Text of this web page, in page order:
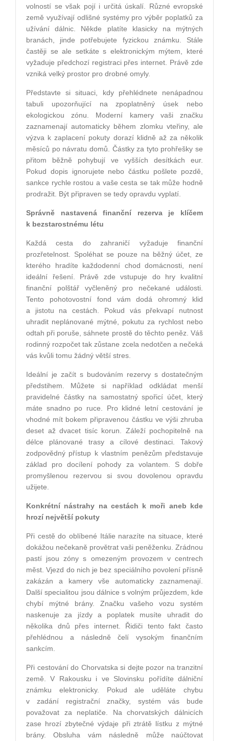
volností se však pojí i určitá úskalí. Různé evropské
země využívají odlišné systémy pro výběr poplatků za
užívání dálnic. Někde platíte klasicky na mýtných
branách, jinde potřebujete fyzickou známku. Stále
častěji se ale setkáte s elektronickým mýtem, které
vyžaduje předchozí registraci přes internet. Právě zde
vzniká velký prostor pro drobné omyly.
Představte si situaci, kdy přehlédnete nenápadnou
tabuli upozorňující na zpoplatněný úsek nebo
ekologickou zónu. Moderní kamery vaši značku
zaznamenají automaticky během zlomku vteřiny, ale
výzva k zaplacení pokuty dorazí klidně až za několik
měsíců po návratu domů. Částky za tyto prohřešky se
přitom běžně pohybují ve vyšších desítkách eur.
Pokud dopis ignorujete nebo částku pošlete pozdě,
sankce rychle rostou a vaše cesta se tak může hodně
prodražit. Být připraven se tedy opravdu vyplatí.
Správně nastavená finanční rezerva je klíčem
k bezstarostnému létu
Každá cesta do zahraničí vyžaduje finanční
prozřetelnost. Spoléhat se pouze na běžný účet, ze
kterého hradíte každodenní chod domácnosti, není
ideální řešení. Právě zde vstupuje do hry kvalitní
finanční polštář vyčleněný pro nečekané události.
Tento pohotovostní fond vám dodá ohromný klid
a jistotu na cestách. Pokud vás překvapí nutnost
uhradit neplánované mýtné, pokutu za rychlost nebo
odtah při poruše, sáhnete prostě do těchto peněz. Váš
rodinný rozpočet tak zůstane zcela nedotčen a nečeká
vás kvůli tomu žádný větší stres.
Ideální je začít s budováním rezervy s dostatečným
předstihem. Můžete si například odkládat menší
pravidelné částky na samostatný spořicí účet, který
máte snadno po ruce. Pro klidné letní cestování je
vhodné mít bokem připravenou částku ve výši zhruba
deset až dvacet tisíc korun. Záleží pochopitelně na
délce plánované trasy a cílové destinaci. Takový
zodpovědný přístup k vlastním penězům představuje
základ pro docílení pohody za volantem. S dobře
promyšlenou rezervou si svou dovolenou opravdu
užijete.
Konkrétní nástrahy na cestách k moři aneb kde
hrozí největší pokuty
Při cestě do oblíbené Itálie narazíte na situace, které
dokážou nečekaně provětrat vaši peněženku. Zrádnou
pastí jsou zóny s omezeným provozem v centrech
měst. Vjezd do nich je bez speciálního povolení přísně
zakázán a kamery vše automaticky zaznamenají.
Další specialitou jsou dálnice s volným průjezdem, kde
chybí mýtné brány. Značku vašeho vozu systém
naskenuje za jízdy a poplatek musíte uhradit do
několika dnů přes internet. Řidiči tento fakt často
přehlédnou a následně čelí vysokým finančním
sankcím.
Při cestování do Chorvatska si dejte pozor na tranzitní
země. V Rakousku i ve Slovinsku pořídíte dálniční
známku elektronicky. Pokud ale uděláte chybu
v zadání registrační značky, systém vás bude
považovat za neplatiče. Na chorvatských dálnicích
zase hrozí zbytečné výdaje při ztrátě lístku z mýtné
brány. Obsluha vám následně může naúčtovat